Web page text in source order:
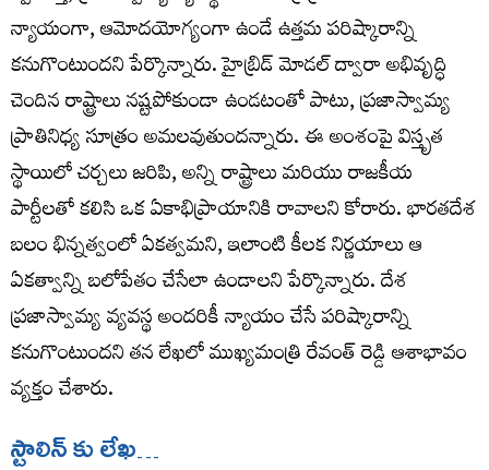
న్యాయంగా, ఆమోదయోగ్యంగా ఉండే ఉత్తమ పరిష్కారాన్ని
కనుగొంటుందని పేర్కొన్నారు. హైబ్రిడ్ మోడల్ ద్వారా అభివృద్ధి
చెందిన రాష్ట్రాలు నష్టపోకుండా ఉండటంతో పాటు, ప్రజాస్వామ్య
ప్రాతినిధ్య సూత్రం అమలవుతుందన్నారు. ఈ అంశంపై విస్తృత
స్థాయిలో చర్చలు జరిపి, అన్ని రాష్ట్రాలు మరియు రాజకీయ
పార్టీలతో కలిసి ఒక ఏకాభిప్రాయానికి రావాలని కోరారు. భారతదేశ
బలం భిన్నత్వంలో ఏకత్వమని, ఇలాంటి కీలక నిర్ణయాలు ఆ
ఏకత్వాన్ని బలోపేతం చేసేలా ఉండాలని పేర్కొన్నారు. దేశ
ప్రజాస్వామ్య వ్యవస్థ అందరికీ న్యాయం చేసే పరిష్కారాన్ని
కనుగొంటుందని తన లేఖలో ముఖ్యమంత్రి రేవంత్ రెడ్డి ఆశాభావం
వ్యక్తం చేశారు.
స్టాలిన్ కు లేఖ…